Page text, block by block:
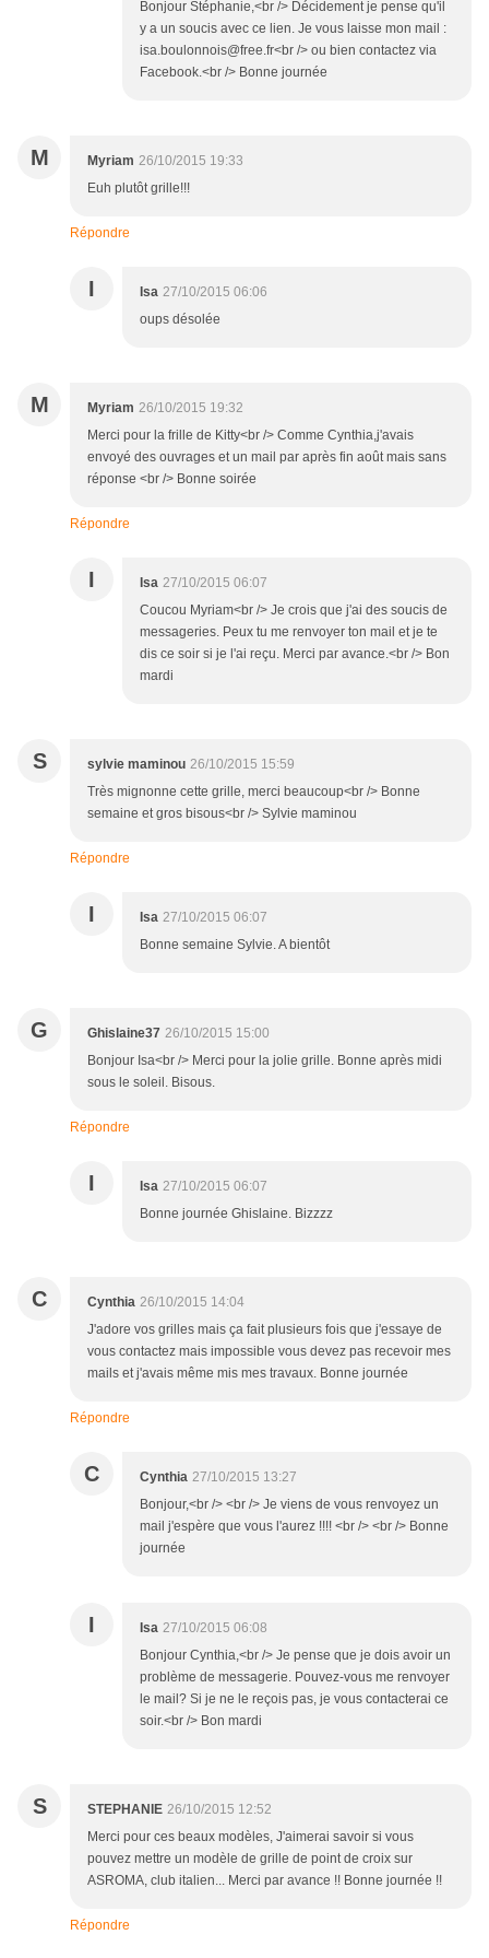
Bonjour Stéphanie,<br /> Décidement je pense qu'il
y a un soucis avec ce lien. Je vous laisse mon mail :
isa.boulonnois@free.fr<br /> ou bien contactez via
Facebook.<br /> Bonne journée
M Myriam 26/10/2015 19:33
Euh plutôt grille!!!
Répondre
I Isa 27/10/2015 06:06
oups désolée
M Myriam 26/10/2015 19:32
Merci pour la frille de Kitty<br /> Comme Cynthia,j'avais
envoyé des ouvrages et un mail par après fin août mais sans
réponse <br /> Bonne soirée
Répondre
I Isa 27/10/2015 06:07
Coucou Myriam<br /> Je crois que j'ai des soucis de
messageries. Peux tu me renvoyer ton mail et je te
dis ce soir si je l'ai reçu. Merci par avance.<br /> Bon
mardi
S sylvie maminou 26/10/2015 15:59
Très mignonne cette grille, merci beaucoup<br /> Bonne
semaine et gros bisous<br /> Sylvie maminou
Répondre
I Isa 27/10/2015 06:07
Bonne semaine Sylvie. A bientôt
G Ghislaine37 26/10/2015 15:00
Bonjour Isa<br /> Merci pour la jolie grille. Bonne après midi
sous le soleil. Bisous.
Répondre
I Isa 27/10/2015 06:07
Bonne journée Ghislaine. Bizzzz
C Cynthia 26/10/2015 14:04
J'adore vos grilles mais ça fait plusieurs fois que j'essaye de
vous contactez mais impossible vous devez pas recevoir mes
mails et j'avais même mis mes travaux. Bonne journée
Répondre
C Cynthia 27/10/2015 13:27
Bonjour,<br /> <br /> Je viens de vous renvoyez un
mail j'espère que vous l'aurez !!!! <br /> <br /> Bonne
journée
I Isa 27/10/2015 06:08
Bonjour Cynthia,<br /> Je pense que je dois avoir un
problème de messagerie. Pouvez-vous me renvoyer
le mail? Si je ne le reçois pas, je vous contacterai ce
soir.<br /> Bon mardi
S STEPHANIE 26/10/2015 12:52
Merci pour ces beaux modèles, J'aimerai savoir si vous
pouvez mettre un modèle de grille de point de croix sur
ASROMA, club italien... Merci par avance !! Bonne journée !!
Répondre